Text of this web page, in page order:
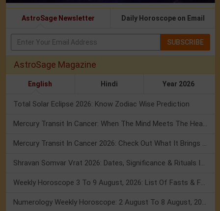
AstroSage Newsletter Daily Horoscope on Email
SUBSCRIBE
AstroSage Magazine
English Hindi Year 2026
Total Solar Eclipse 2026: Know Zodiac Wise Prediction